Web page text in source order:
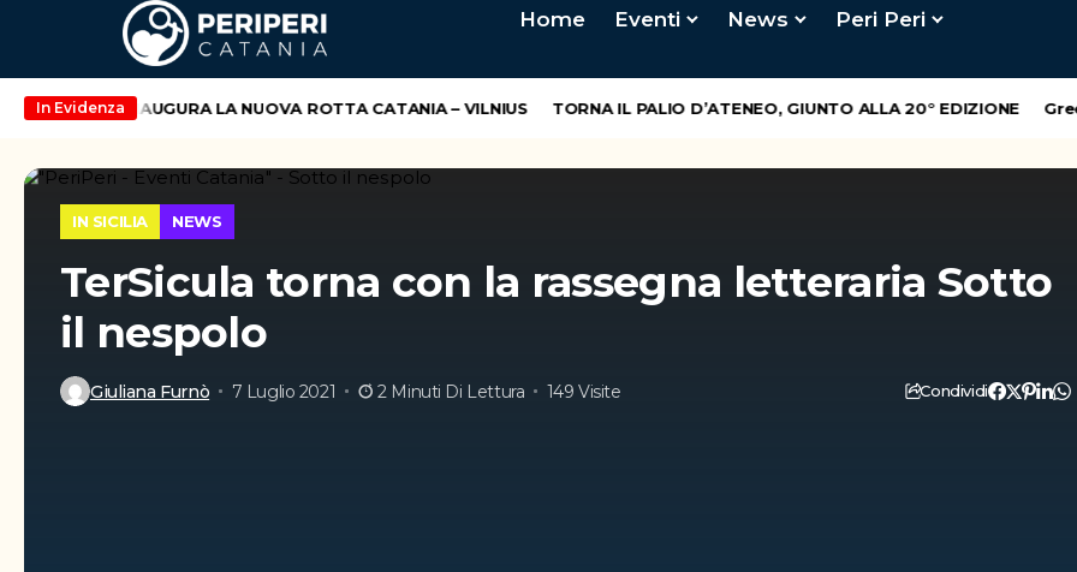
Home Eventi News Peri Peri
In Evidenza
WIZZ AIR INAUGURA LA NUOVA ROTTA CATANIA – VILNIUS TORNA IL PALIO D’ATENEO, GIUNTO ALLA 20° EDIZIONE
IN SICILIA NEWS
TerSicula torna con la rassegna letteraria Sotto
il nespolo
Giuliana Furnò 7 Luglio 2021 2 Minuti Di Lettura 149 Visite Condividi